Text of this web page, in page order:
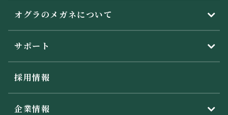
オグラのメガネについて
サポート
採用情報
企業情報